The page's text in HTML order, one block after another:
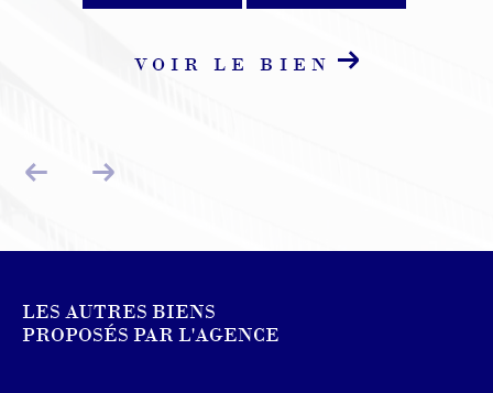
VOIR LE BIEN
LES AUTRES BIENS
PROPOSÉS PAR L'AGENCE